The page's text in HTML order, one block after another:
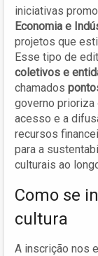
iniciativas
Economia e
projetos que
Esse tipo de
coletivos e
chamados
governo prioriza
acesso e a
recursos
para a
culturais ao
Como se
cultura
A inscrição nos